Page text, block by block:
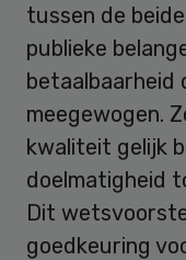
tussen de
publieke
betaalbaarheid
meegewogen.
kwaliteit gelijk
doelmatigheid
Dit
goedkeuring